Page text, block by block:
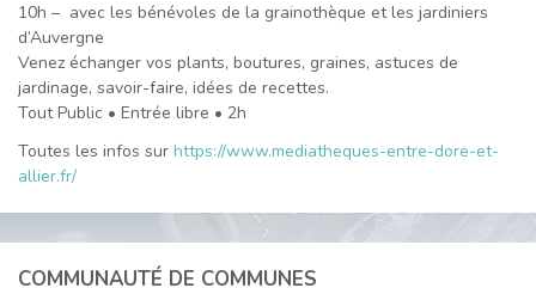
10h – avec les bénévoles de la grainothèque et les jardiniers
d’Auvergne
Venez échanger vos plants, boutures, graines, astuces de
jardinage, savoir-faire, idées de recettes.
Tout Public • Entrée libre • 2h
Toutes les infos sur https://www.mediatheques-entre-dore-et-
allier.fr/
COMMUNAUTÉ DE COMMUNES